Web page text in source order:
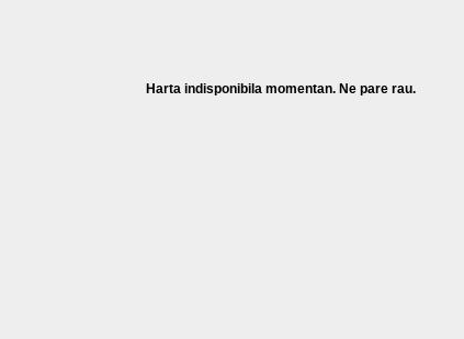
Harta indisponibila momentan. Ne pare rau.